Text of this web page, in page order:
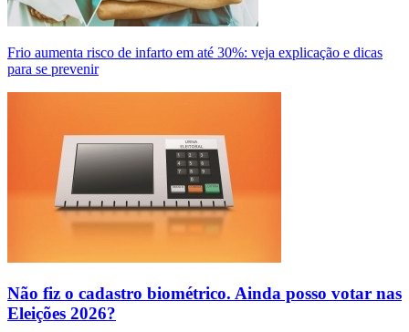
Frio aumenta risco de infarto em até 30%: veja explicação e dicas
para se prevenir
Não fiz o cadastro biométrico. Ainda posso votar nas
Eleições 2026?